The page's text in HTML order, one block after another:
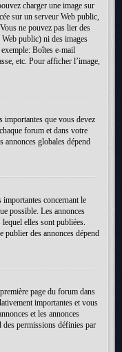
charger une image sur
sur un serveur Web public,
ne pouvez pas lier des
public) ni des images
Boîtes e-mail
etc. Pour afficher l’image,
importantes que vous devez
forum et dans votre
annonces globales dépend
concernant le
possible. Les annonces
elles sont publiées.
publier des annonces dépend
page du forum dans
importantes et vous
et les annonces
permissions définies par